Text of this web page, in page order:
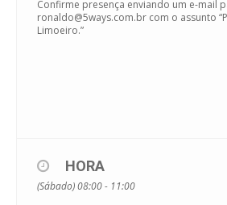
Confirme presença enviando um e-mail
ronaldo@5ways.com.br com o assunto
Limoeiro.”
HORA
(Sábado) 08:00 - 11:00